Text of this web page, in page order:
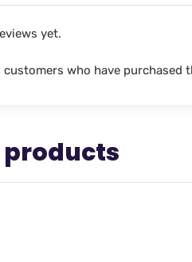
yet.
customers who have purchased
products